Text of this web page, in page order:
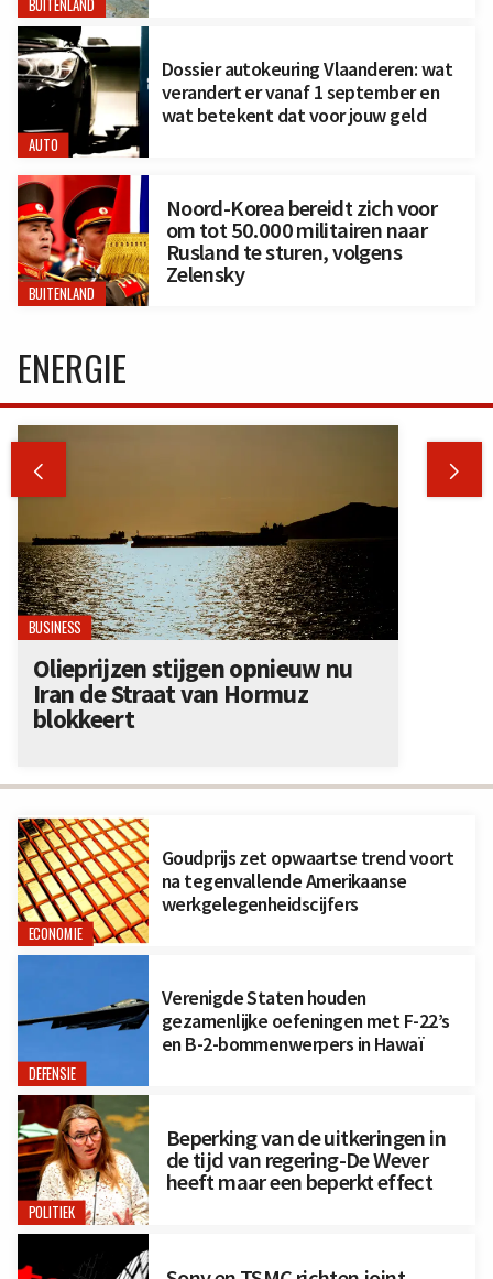
BUITENLAND
AUTO
Dossier autokeuring Vlaanderen: wat
verandert er vanaf 1 september en
wat betekent dat voor jouw geld
BUITENLAND
Noord-Korea bereidt zich voor
om tot 50.000 militairen naar
Rusland te sturen, volgens
Zelensky
ECONOMIE
Goudprijs zet opwaartse trend voort
na tegenvallende Amerikaanse
werkgelegenheidscijfers
DEFENSIE
Verenigde Staten houden
gezamenlijke oefeningen met F-22’s
en B-2-bommenwerpers in Hawaï
POLITIEK
Beperking van de uitkeringen in
de tijd van regering-De Wever
heeft maar een beperkt effect
ENERGIE
 
BUSINESS
Olieprijzen stijgen opnieuw nu
Iran de Straat van Hormuz
blokkeert